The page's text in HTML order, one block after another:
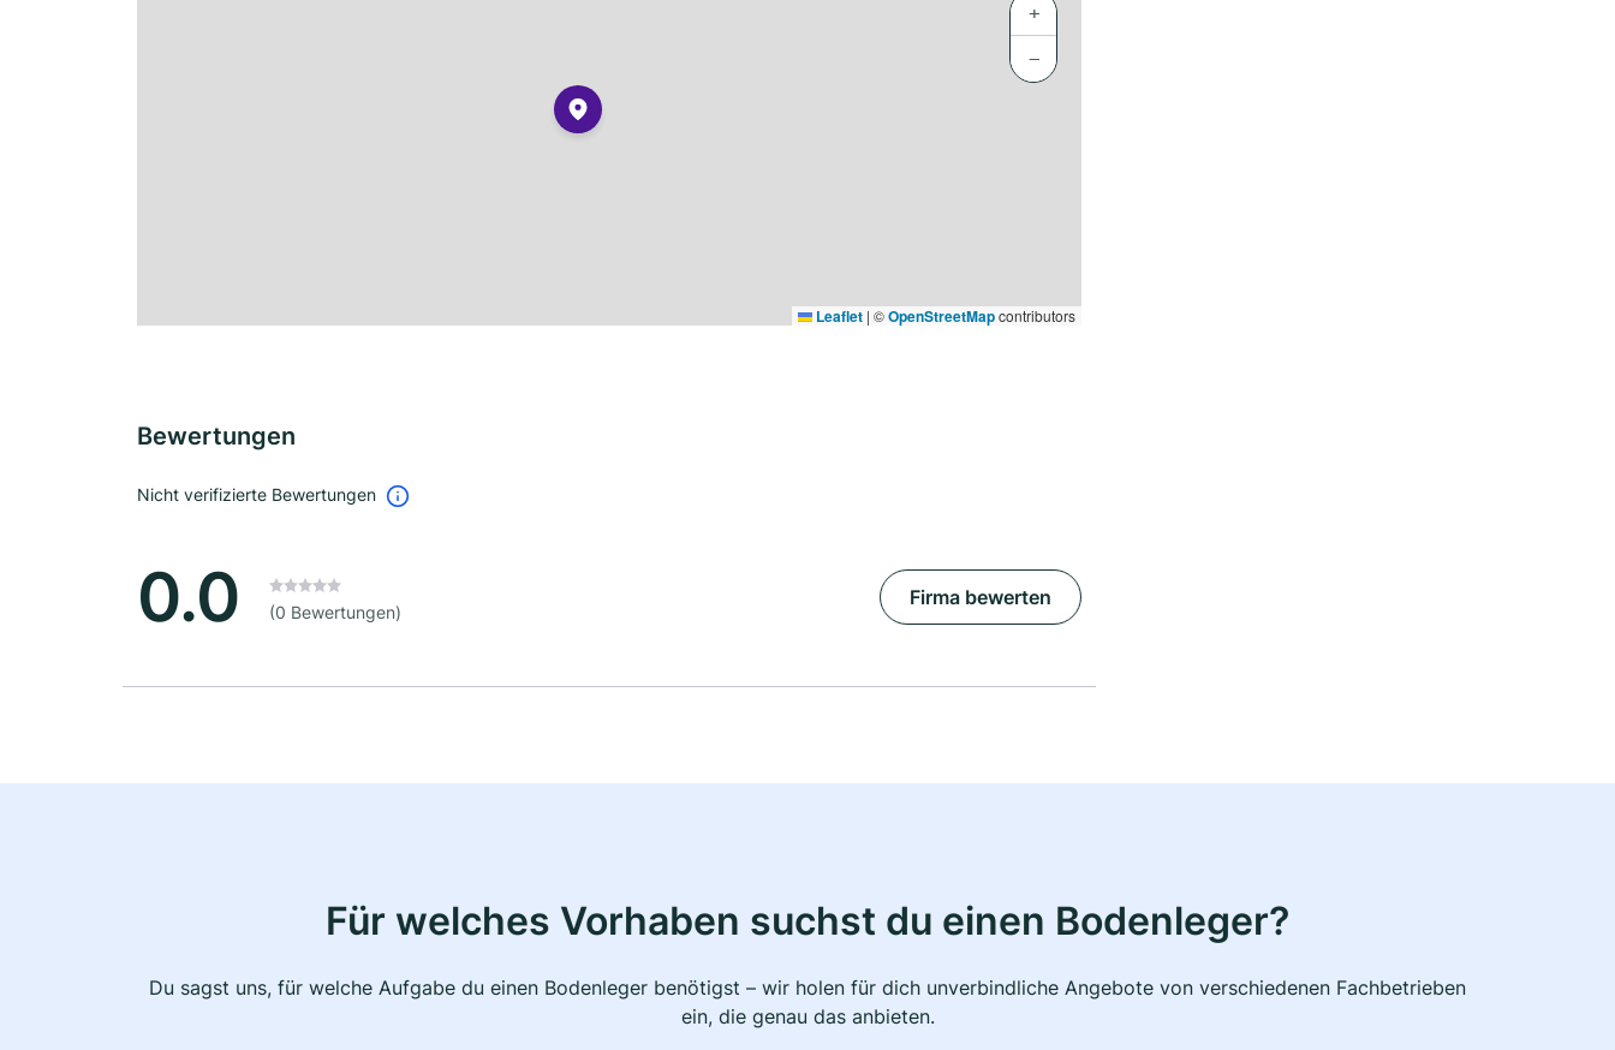
+
−
Leaflet | ©OpenStreetMapcontributors
Bewertungen
Nicht verifizierte Bewertungen
0.0 (0 Bewertungen)
Firma bewerten
Für welches Vorhaben suchst du einen Bodenleger?
Du sagst uns, für welche Aufgabe du einen Bodenleger benötigst – wir holen für dich unverbindliche Angebote von verschiedenen Fachbetrieben
ein, die genau das anbieten.